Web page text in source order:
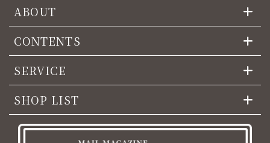
ABOUT
CONTENTS
SERVICE
SHOP LIST